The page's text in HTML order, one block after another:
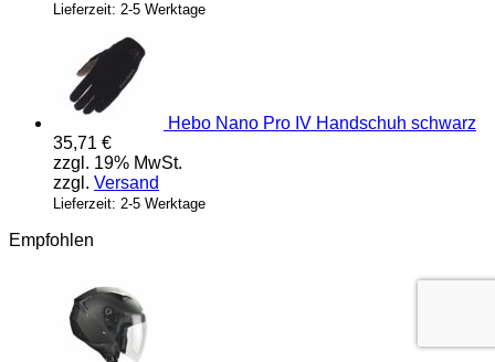
Lieferzeit: 2-5 Werktage
Hebo Nano Pro IV Handschuh schwarz
35,71 €
zzgl. 19% MwSt.
zzgl. Versand
Lieferzeit: 2-5 Werktage
Empfohlen